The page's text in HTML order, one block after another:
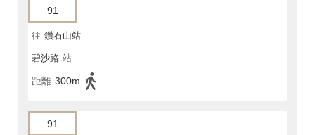
91
往 鑽石山站
碧沙路 站
距離 300m
91